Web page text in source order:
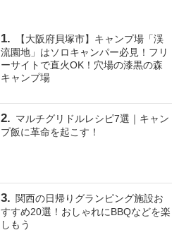
【大阪府貝塚市】キャンプ場「渓
流園地」はソロキャンパー必見！フリ
ーサイトで直火OK！穴場の漆黒の森
キャンプ場
マルチグリドルレシピ7選｜キャン
プ飯に革命を起こす！
関西の日帰りグランピング施設お
すすめ20選！おしゃれにBBQなどを楽
しもう